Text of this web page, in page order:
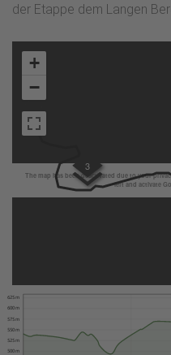
der Etappe dem Langen
The map has been deactivated due to your
left and activate
3
+
−
500 m
525 m
550 m
575 m
600 m
625 m